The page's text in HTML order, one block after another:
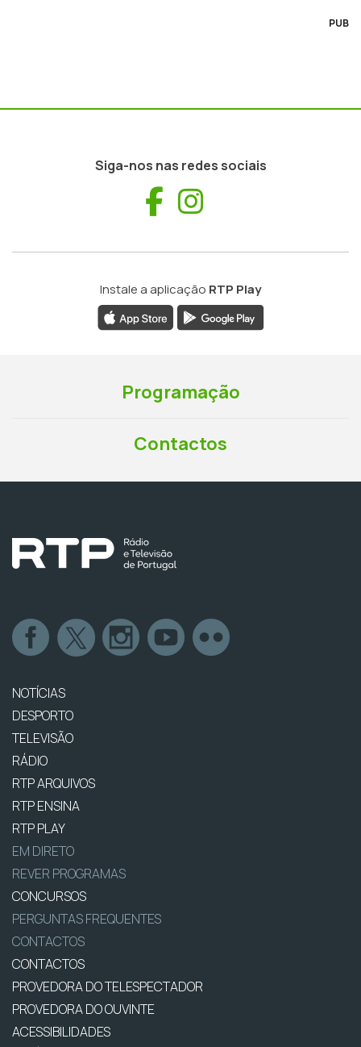
PUB
Siga-nos nas redes sociais
Facebook
Instale a aplicação RTP Play
Programação
Contactos
NOTÍCIAS
DESPORTO
TELEVISÃO
RÁDIO
RTP ARQUIVOS
RTP ENSINA
RTP PLAY
EM DIRETO
REVER PROGRAMAS
CONCURSOS
PERGUNTAS FREQUENTES
CONTACTOS
CONTACTOS
PROVEDORA DO TELESPECTADOR
PROVEDORA DO OUVINTE
ACESSIBILIDADES